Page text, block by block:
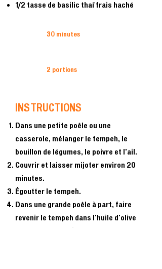
1/2 tasse de basilic thaï frais haché
30 minutes
2 portions
INSTRUCTIONS
Dans une petite poêle ou une
casserole, mélanger le tempeh, le
bouillon de légumes, le poivre et l'ail.
Couvrir et laisser mijoter environ 20
minutes.
Égoutter le tempeh.
Dans une grande poêle à part, faire
revenir le tempeh dans l'huile d'olive
pendant 2 ou 3 minutes.